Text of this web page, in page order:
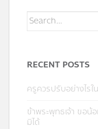
Search
for:
RECENT POSTS
ครูควรปรับอย่างไร
ข้าพระพุทธเจ้า ขอ
มิได้